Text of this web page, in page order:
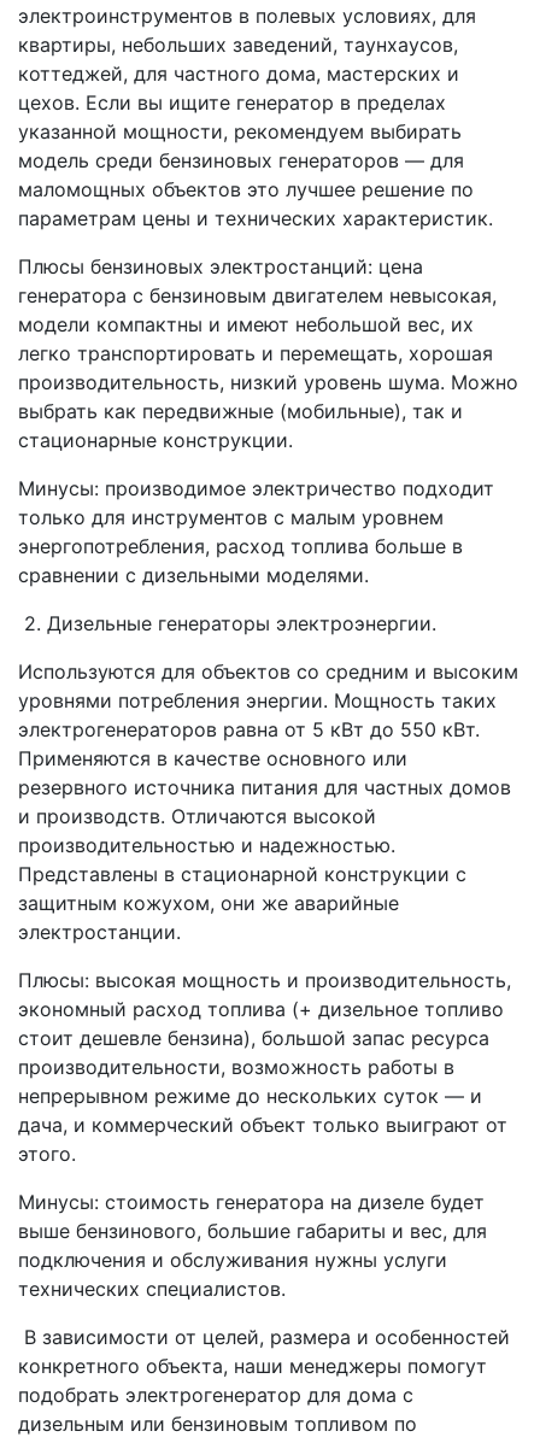
электроинструментов в полевых условиях, для
квартиры, небольших заведений, таунхаусов,
коттеджей, для частного дома, мастерских и
цехов. Если вы ищите генератор в пределах
указанной мощности, рекомендуем выбирать
модель среди бензиновых генераторов — для
маломощных объектов это лучшее решение по
параметрам цены и технических характеристик.
Плюсы бензиновых электростанций: цена
генератора с бензиновым двигателем невысокая,
модели компактны и имеют небольшой вес, их
легко транспортировать и перемещать, хорошая
производительность, низкий уровень шума. Можно
выбрать как передвижные (мобильные), так и
стационарные конструкции.
Минусы: производимое электричество подходит
только для инструментов с малым уровнем
энергопотребления, расход топлива больше в
сравнении с дизельными моделями.
2. Дизельные генераторы электроэнергии.
Используются для объектов со средним и высоким
уровнями потребления энергии. Мощность таких
электрогенераторов равна от 5 кВт до 550 кВт.
Применяются в качестве основного или
резервного источника питания для частных домов
и производств. Отличаются высокой
производительностью и надежностью.
Представлены в стационарной конструкции с
защитным кожухом, они же аварийные
электростанции.
Плюсы: высокая мощность и производительность,
экономный расход топлива (+ дизельное топливо
стоит дешевле бензина), большой запас ресурса
производительности, возможность работы в
непрерывном режиме до нескольких суток — и
дача, и коммерческий объект только выиграют от
этого.
Минусы: стоимость генератора на дизеле будет
выше бензинового, большие габариты и вес, для
подключения и обслуживания нужны услуги
технических специалистов.
В зависимости от целей, размера и особенностей
конкретного объекта, наши менеджеры помогут
подобрать электрогенератор для дома с
дизельным или бензиновым топливом по